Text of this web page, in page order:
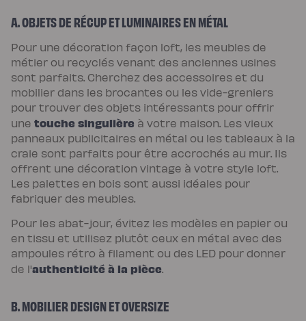
électrique
Lits
et
têtes
de
lit
Lit
tapissier
Lit
scandi
Lit
coffre
Lit
en
bois
Lit
électrique
Lit
boxspring
Couettes
oreillers
Couettes
et
oreillers
Oreiller
incroyable
Traversin
Couette
A. OBJETS DE RÉCUP ET LUMINAIRES EN MÉTAL
Pour une décoration façon loft, les meubles de
métier ou recyclés venant des anciennes usines
sont parfaits. Cherchez des accessoires et du
mobilier dans les brocantes ou les vide-greniers
pour trouver des objets intéressants pour offrir
une touche singulière à votre maison. Les vieux
panneaux publicitaires en métal ou les tableaux à la
craie sont parfaits pour être accrochés au mur. Ils
offrent une décoration vintage à votre style loft.
Les palettes en bois sont aussi idéales pour
fabriquer des meubles.
Pour les abat-jour, évitez les modèles en papier ou
en tissu et utilisez plutôt ceux en métal avec des
ampoules rétro à filament ou des LED pour donner
de l'authenticité à la pièce
B. MOBILIER DESIGN ET OVERSIZE